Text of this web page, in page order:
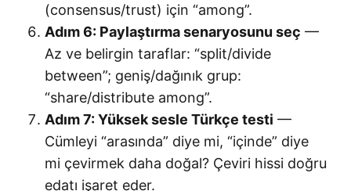
(consensus/trust) için “among”.
Adım 6: Paylaştırma senaryosunu seç —
Az ve belirgin taraflar: “split/divide
between”; geniş/dağınık grup:
“share/distribute among”.
Adım 7: Yüksek sesle Türkçe testi —
Cümleyi “arasında” diye mi, “içinde” diye
mi çevirmek daha doğal? Çeviri hissi doğru
edatı işaret eder.